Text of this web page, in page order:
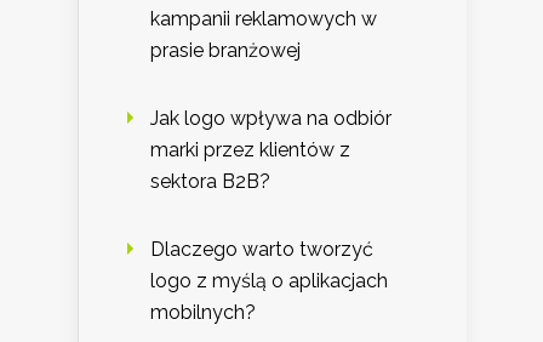
kampanii reklamowych w
prasie branżowej
Jak logo wpływa na odbiór
marki przez klientów z
sektora B2B?
Dlaczego warto tworzyć
logo z myślą o aplikacjach
mobilnych?